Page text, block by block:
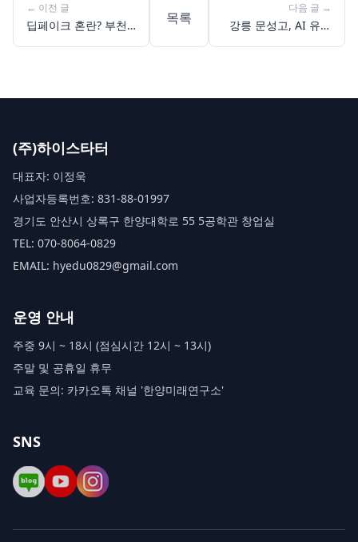
← 이전 글
딥페이크 혼란? 부천
목록
다음 글 →
강릉 문성고, AI 유튜
(주)하이스타터
대표자: 이정욱
사업자등록번호: 831-88-01997
경기도 안산시 상록구 한양대학로 55 5공학관 창업실
TEL: 070-8064-0829
EMAIL: hyedu0829@gmail.com
운영 안내
주중 9시 ~ 18시 (점심시간 12시 ~ 13시)
주말 및 공휴일 휴무
교육 문의: 카카오톡 채널 '한양미래연구소'
SNS